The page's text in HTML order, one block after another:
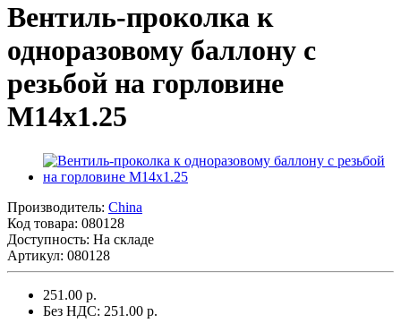
Вентиль-проколка к
одноразовому баллону с
резьбой на горловине
М14х1.25
Производитель: China
Код товара: 080128
Доступность: На складе
Артикул: 080128
251.00 р.
Без НДС: 251.00 р.